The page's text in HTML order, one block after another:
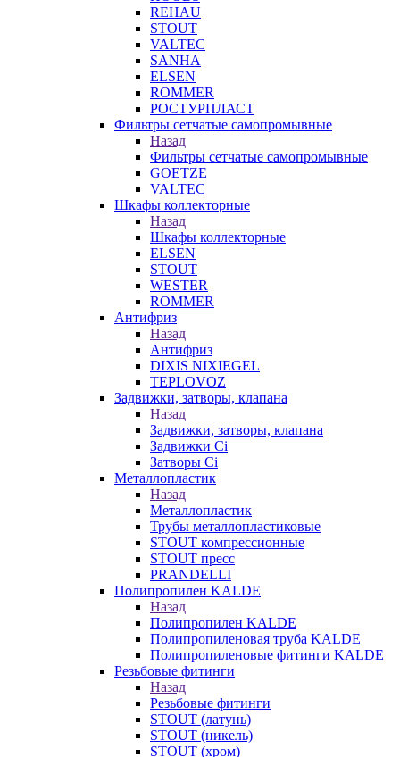
REHAU
STOUT
VALTEC
SANHA
ELSEN
ROMMER
РОСТУРПЛАСТ
Фильтры сетчатые самопромывные
Назад
Фильтры сетчатые самопромывные
GOETZE
VALTEC
Шкафы коллекторные
Назад
Шкафы коллекторные
ELSEN
STOUT
WESTER
ROMMER
Антифриз
Назад
Антифриз
DIXIS NIXIEGEL
TEPLOVOZ
Задвижки, затворы, клапана
Назад
Задвижки, затворы, клапана
Задвижки Ci
Затворы Ci
Металлопластик
Назад
Металлопластик
Трубы металлопластиковые
STOUT компрессионные
STOUT пресс
PRANDELLI
Полипропилен KALDE
Назад
Полипропилен KALDE
Полипропиленовая труба KALDE
Полипропиленовые фитинги KALDE
Резьбовые фитинги
Назад
Резьбовые фитинги
STOUT (латунь)
STOUT (никель)
STOUT (хром)